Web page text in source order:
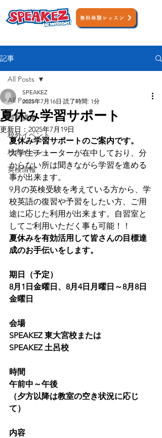
無料体験レッスン
記事
All Posts
特別講座
校外イベント
校内イベント
英検情報
All Posts
夏休み学習サポート
SPEAKEZ
2025年7月16日 読了時間: 1分
更新日： 2025年7月19日
夏休み学習サポートのご案内です。
大学生チューターが在中しており、分
からない所は聞きながら学習を進める
事が出来ます。
9月の英検受験を考えている方から、学
校英語の復習や予習をしたい方、ご用
途に応じた利用が出来ます。自習室と
してご利用いただく事も可能！！
夏休みを有効活用して皆さんの目標達
成のお手伝いをします。
期日（予定）
8月1日金曜日、8月4日月曜日～8月8日
金曜日
会場
SPEAKEZ 東大宮校または
SPEAKEZ 土呂校
時間
午前中～午後
（夕方以降は教室の空き状況に応じ
て）
内容